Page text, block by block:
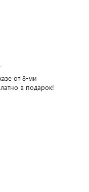
от 8-ми
в подарок!